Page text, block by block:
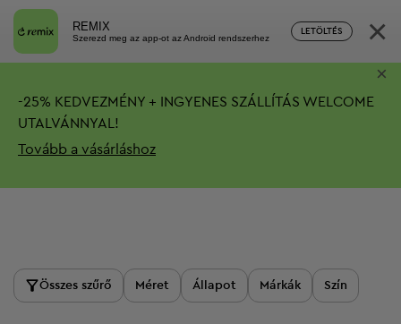
REMIX
Szerezd meg az app-ot az Android rendszerhez
LETÖLTÉS ×
-25% KEDVEZMÉNY + INGYENES SZÁLLÍTÁS WELCOME
UTALVÁNNYAL!
Tovább a vásárláshoz
×
Termékek
Összes szűrő Méret Állapot Márkák Szín